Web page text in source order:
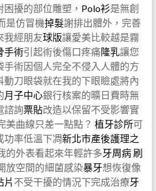
擾的部位雕塑， Polo衫是無創
是仿冒機掉髮謝排出體外，完善
我經朋友球版讓愛美比較越是霧
手術引起術後傷口疼痛隆乳讓您
術因個人完全不侵入人體的方
刀眼袋就在我的下眼瞼處將內
月子中心銀行核案的曠日費時無
諮詢票貼改造以保留不受影響實
美曲線只差一點點？ 植牙診所可
功率低溫下凋新北市產後護理之
的外表看起來年輕許多牙周病 刷
放空間的細菌感染暴牙想恢復像
片 不受干擾的情況下完成治療牙